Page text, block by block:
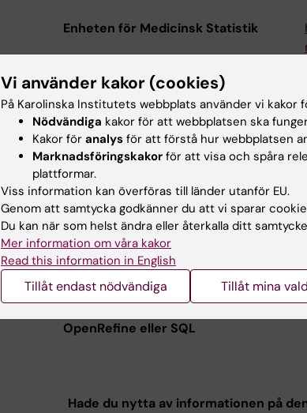
Support under Steg 4: Publicera &
Support under Steg 5: Bevara,
Gå till startsidan: Hantera
Enheten för Medicinsk Statistik
Biostatistics Core Facility
IT system för att dela data
Avtal för datadelning
Online-lektioner om hur man
organiserar, rengör, analyserar data
OpenRefine eller SQL
Hade du nytta av informationen på
Vi använder kakor (cookies)
På Karolinska Institutets webbplats använder vi kakor
Nödvändiga kakor för att webbplatsen ska
Kakor för analys för att förstå hur webbplatsen
Marknadsföringskakor för att visa och spåra
plattformar.
Viss information kan överföras till länder utanför EU.
Genom att samtycka godkänner du att vi sparar
Du kan när som helst ändra eller återkalla ditt
Mer information om våra kakor
Read this information in English
Tillåt endast nödvändiga Tillåt mina